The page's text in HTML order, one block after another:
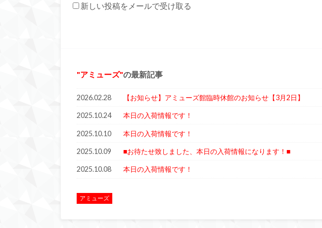
新しい投稿をメールで受け取る
アミューズ の最新記事
2026.02.28 【お知らせ】アミューズ館臨時休館のお知らせ【3月2日】
2025.10.24 本日の入荷情報です！
2025.10.10 本日の入荷情報です！
2025.10.09 ■お待たせ致しました、本日の入荷情報になります！■
2025.10.08 本日の入荷情報です！
アミューズ